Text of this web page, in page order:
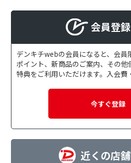
会員登
デンキチwebの会員になると、会員
ポイント、新商品のご案内、その他
特典をご利用いただけます。入会費
今すぐ登録
近くの店